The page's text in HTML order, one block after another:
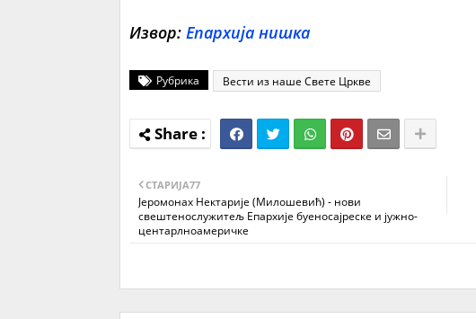
Извор: Епархија нишка
Рубрика Вести из наше Свете Цркве
СТАРИЈA77
Јеромонах Нектарије (Милошевић) - нови
свештенослужитељ Епархије буеносајреске и јужно-
центарлноамеричке